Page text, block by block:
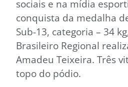
sociais e na mídia
conquista da medalha
Sub-13, categoria – 34
Brasileiro Regional
Amadeu Teixeira. Três
topo do pódio.